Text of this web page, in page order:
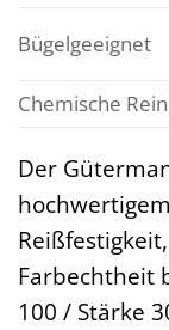
Bügelgeeignet
Chemische
Der
Farbechtheit
100 / Stärke